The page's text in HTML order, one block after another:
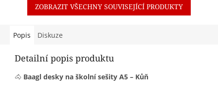
ZOBRAZIT VŠECHNY SOUVISEJÍCÍ PRODUKTY
Popis Diskuze
Detailní popis produktu
🐴 Baagl desky na školní sešity A5 – Kůň